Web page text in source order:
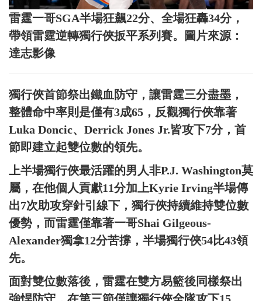
雷霆一哥SGA半場狂飆22分、全場狂轟34分，
帶領雷霆逆轉獨行俠扳平系列賽。圖片來源：
達志影像
獨行俠首節祭出鐵血防守，讓雷霆三分盡墨，
整體命中率則是僅有3成65，反觀獨行俠靠著
Luka Doncic、Derrick Jones Jr.皆攻下7分，首
節即建立起雙位數的領先。
上半場獨行俠最活躍的男人非P.J. Washington莫
屬，在他個人貢獻11分加上Kyrie Irving半場傳
出7次助攻穿針引線下，獨行俠持續維持雙位數
優勢，而雷霆僅靠著一哥Shai Gilgeous-
Alexander獨拿12分苦撐，半場獨行俠54比43領
先。
面對雙位數落後，雷霆在雙方易籃後同樣祭出